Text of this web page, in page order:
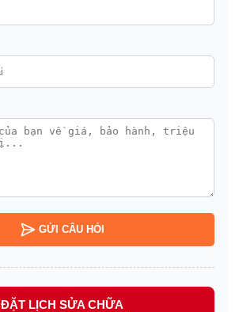
GỬI CÂU HỎI
ĐẶT LỊCH SỬA CHỮA